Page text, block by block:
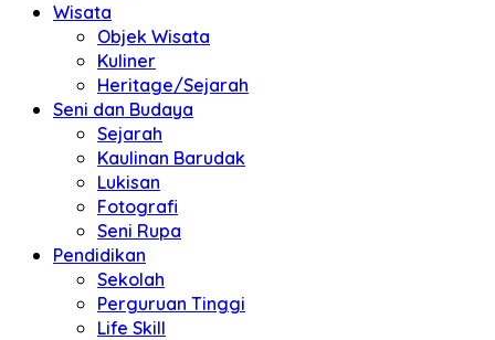
Wisata
Objek Wisata
Kuliner
Heritage/Sejarah
Seni dan Budaya
Sejarah
Kaulinan Barudak
Lukisan
Fotografi
Seni Rupa
Pendidikan
Sekolah
Perguruan Tinggi
Life Skill